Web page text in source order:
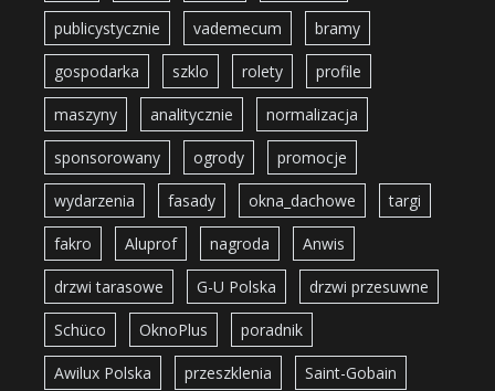
publicystycznie vademecum bramy
gospodarka szklo rolety profile
maszyny analitycznie normalizacja
sponsorowany ogrody promocje
wydarzenia fasady okna_dachowe targi
fakro Aluprof nagroda Anwis
drzwi tarasowe G-U Polska drzwi przesuwne
Schüco OknoPlus poradnik
Awilux Polska przeszklenia Saint-Gobain